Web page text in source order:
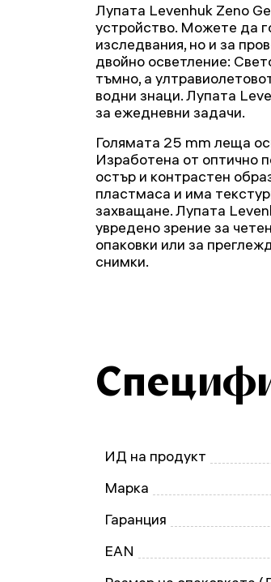
Лупата Levenhuk Zeno
устройство. Можете да
изследвания, но и за
двойно осветление:
тъмно, а
водни знаци. Лупата
за ежедневни задачи.
Голямата 25 mm леща
Изработена от оптично
остър и контрастен
пластмаса и има
захващане. Лупата
увредено зрение за
опаковки или за
снимки.
ИД на продукт
Марка
Гаранция
EAN